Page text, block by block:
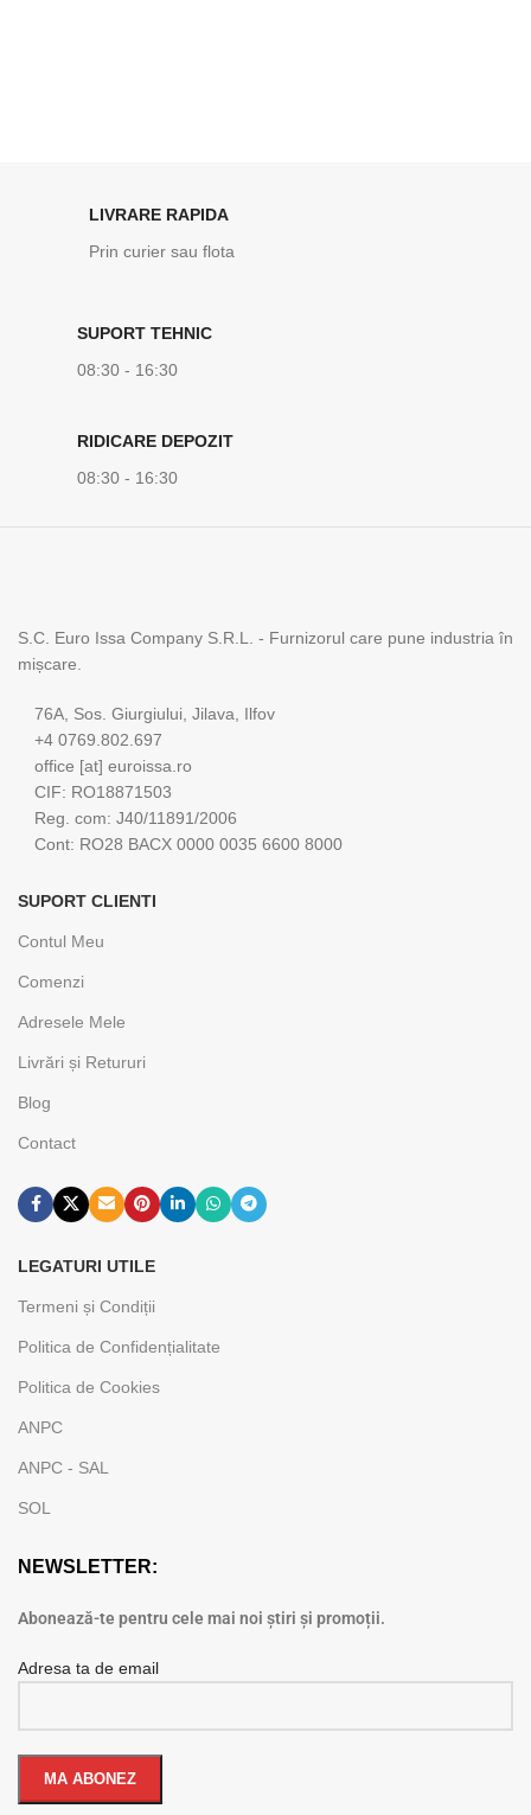
LIVRARE RAPIDA
Prin curier sau flota
SUPORT TEHNIC
08:30 - 16:30
RIDICARE DEPOZIT
08:30 - 16:30
S.C. Euro Issa Company S.R.L. - Furnizorul care pune industria în
mișcare.
76A, Sos. Giurgiului, Jilava, Ilfov
+4 0769.802.697
office [at] euroissa.ro
CIF: RO18871503
Reg. com: J40/11891/2006
Cont: RO28 BACX 0000 0035 6600 8000
SUPORT CLIENTI
Contul Meu
Comenzi
Adresele Mele
Livrări și Retururi
Blog
Contact
LEGATURI UTILE
Termeni și Condiții
Politica de Confidențialitate
Politica de Cookies
ANPC
ANPC - SAL
SOL
NEWSLETTER:
Abonează-te pentru cele mai noi știri și promoții.
Adresa ta de email